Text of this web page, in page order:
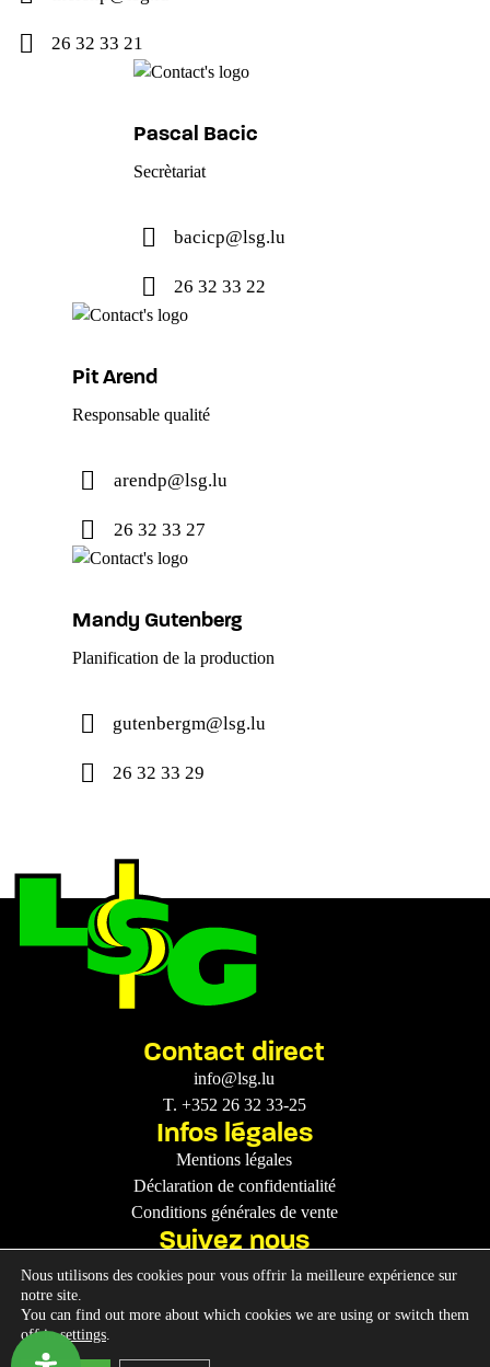
26 32 33 21
Pascal Bacic
Secrètariat
bacicp@lsg.lu
26 32 33 22
Pit Arend
Responsable qualité
arendp@lsg.lu
26 32 33 27
Mandy Gutenberg
Planification de la production
gutenbergm@lsg.lu
26 32 33 29
Contact direct
info@lsg.lu
T. +352 26 32 33-25
Infos légales
Mentions légales
Déclaration de confidentialité
Conditions générales de vente
Suivez nous
Nous utilisons des cookies pour vous offrir la meilleure expérience sur
notre site.
You can find out more about which cookies we are using or switch them
off insettings.